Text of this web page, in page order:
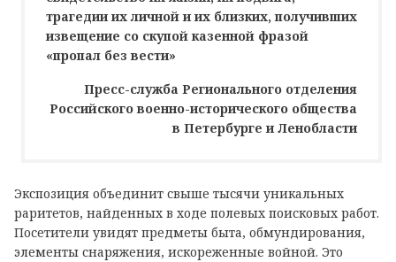
трагедии их личной и их близких, получивших
извещение со скупой казенной фразой
«пропал без вести»
Пресс-служба Регионального отделения
Российского военно-исторического общества
в Петербурге и Ленобласти
Экспозиция объединит свыше тысячи уникальных
раритетов, найденных в ходе полевых поисковых работ.
Посетители увидят предметы быта, обмундирования,
элементы снаряжения, искореженные войной. Это